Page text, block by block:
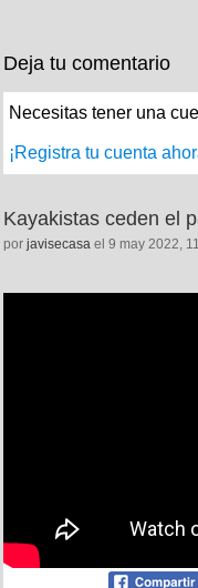
Deja tu comentario
Necesitas tener una
¡Registra tu cuenta
Kayakistas ceden el
por javisecasa el 9 may 2022,